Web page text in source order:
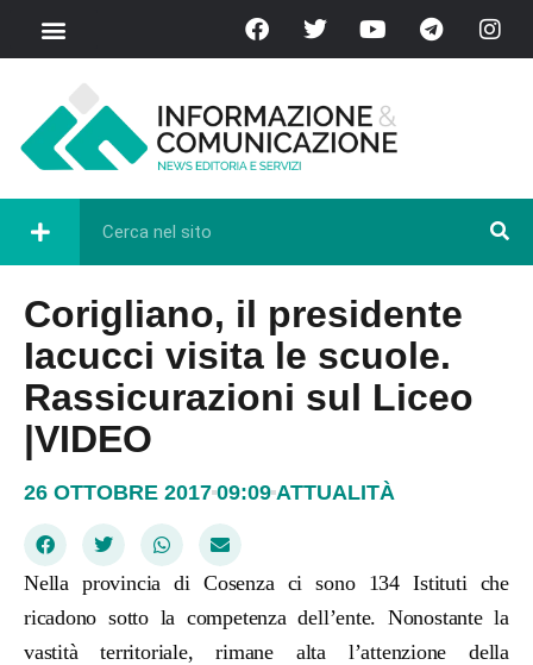
Corigliano, il presidente
Iacucci visita le scuole.
Rassicurazioni sul Liceo
|VIDEO
26 OTTOBRE 2017 09:09 ATTUALITÀ
Nella provincia di Cosenza ci sono 134 Istituti che
ricadono sotto la competenza dell’ente. Nonostante la
vastità territoriale, rimane alta l’attenzione della